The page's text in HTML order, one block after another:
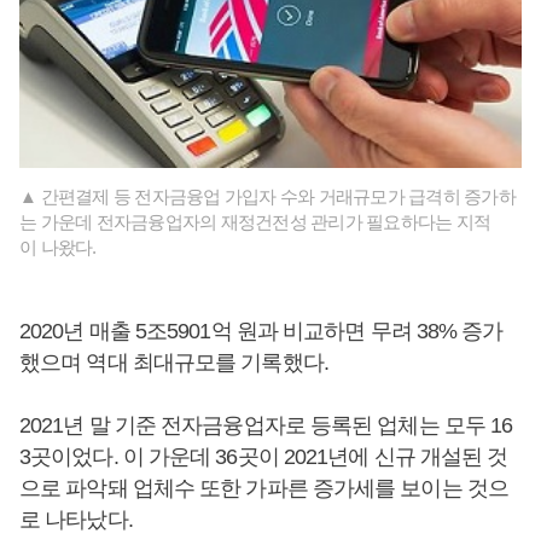
▲ 간편결제 등 전자금융업 가입자 수와 거래규모가 급격히 증가하
는 가운데 전자금융업자의 재정건전성 관리가 필요하다는 지적
이 나왔다.
2020년 매출 5조5901억 원과 비교하면 무려 38% 증가
했으며 역대 최대규모를 기록했다.
2021년 말 기준 전자금융업자로 등록된 업체는 모두 16
3곳이었다. 이 가운데 36곳이 2021년에 신규 개설된 것
으로 파악돼 업체수 또한 가파른 증가세를 보이는 것으
로 나타났다.